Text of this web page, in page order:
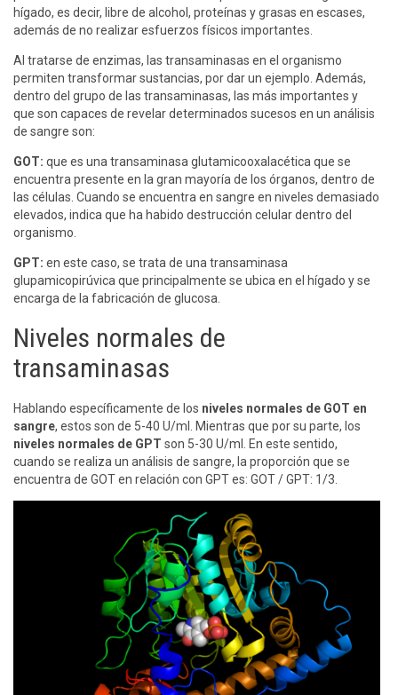
hígado, es decir, libre de alcohol, proteínas y grasas en escases,
además de no realizar esfuerzos físicos importantes.
Al tratarse de enzimas, las transaminasas en el organismo
permiten transformar sustancias, por dar un ejemplo. Además,
dentro del grupo de las transaminasas, las más importantes y
que son capaces de revelar determinados sucesos en un análisis
de sangre son:
GOT: que es una transaminasa glutamicooxalacética que se
encuentra presente en la gran mayoría de los órganos, dentro de
las células. Cuando se encuentra en sangre en niveles demasiado
elevados, indica que ha habido destrucción celular dentro del
organismo.
GPT: en este caso, se trata de una transaminasa
glupamicopirúvica que principalmente se ubica en el hígado y se
encarga de la fabricación de glucosa.
Niveles normales de
transaminasas
Hablando específicamente de los niveles normales de GOT en
sangre, estos son de 5-40 U/ml. Mientras que por su parte, los
niveles normales de GPT son 5-30 U/ml. En este sentido,
cuando se realiza un análisis de sangre, la proporción que se
encuentra de GOT en relación con GPT es: GOT / GPT: 1/3.